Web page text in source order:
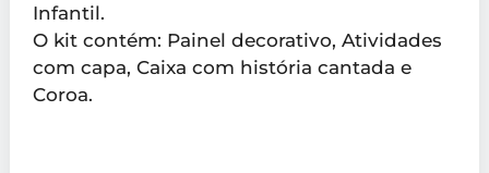
Infantil.
O kit contém: Painel decorativo, Atividades
com capa, Caixa com história cantada e
Coroa.